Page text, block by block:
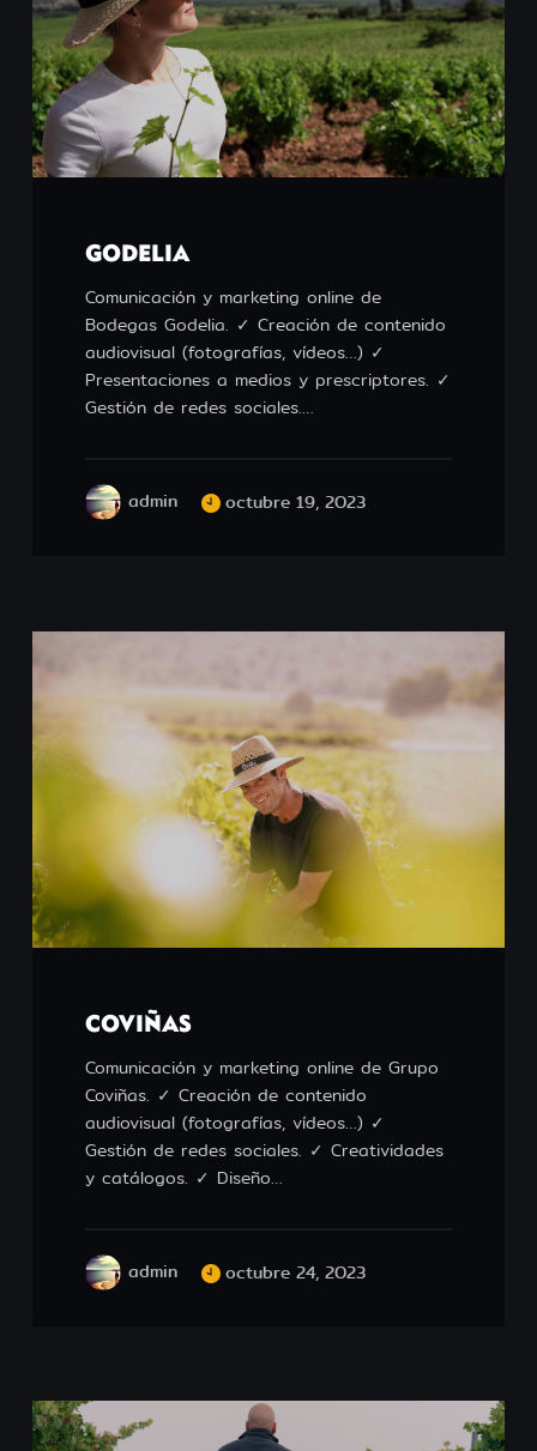
GODELIA
Comunicación y marketing online de
Bodegas Godelia. ✓ Creación de contenido
audiovisual (fotografías, vídeos…) ✓
Presentaciones a medios y prescriptores. ✓
Gestión de redes sociales.…
admin octubre 19, 2023
COVIÑAS
Comunicación y marketing online de Grupo
Coviñas. ✓ Creación de contenido
audiovisual (fotografías, vídeos…) ✓
Gestión de redes sociales. ✓ Creatividades
y catálogos. ✓ Diseño…
admin octubre 24, 2023